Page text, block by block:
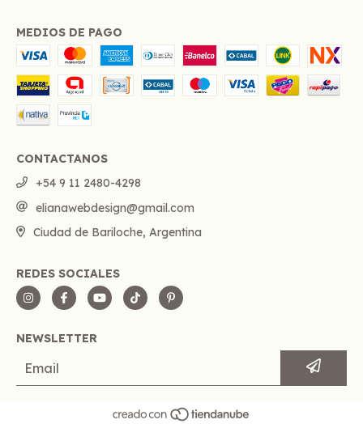
MEDIOS DE PAGO
CONTACTANOS
+54 9 11 2480-4298
elianawebdesign@gmail.com
Ciudad de Bariloche, Argentina
REDES SOCIALES
NEWSLETTER